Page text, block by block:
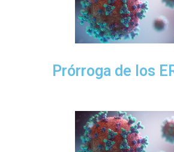
Prórroga de los